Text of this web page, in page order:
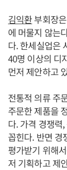
김익환부회장
에 머물지 않는
다. 한세실업은
40명 이상의 디
먼저 제안하고
전통적 의류 주
주문한 제품을
다. 가격 경쟁력
꼽힌다. 반면 경
평가받기 위해
저 기획하고 제